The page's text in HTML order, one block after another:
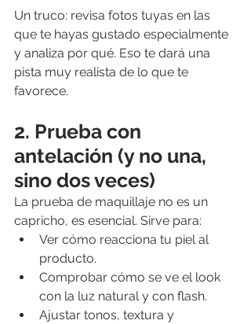
Un truco: revisa fotos tuyas en las
que te hayas gustado especialmente
y analiza por qué. Eso te dará una
pista muy realista de lo que te
favorece.
2. Prueba con
antelación (y no una,
sino dos veces)
La prueba de maquillaje no es un
capricho, es esencial. Sirve para:
Ver cómo reacciona tu piel al
producto.
Comprobar cómo se ve el look
con la luz natural y con flash.
Ajustar tonos, textura y